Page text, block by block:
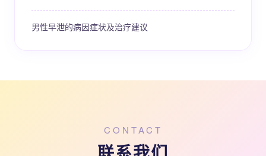
男性早泄的病因症状及治疗建议
CONTACT